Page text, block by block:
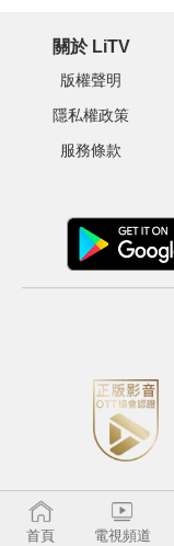
關於 LiTV
版權聲明
隱私權政策
服務條款
首頁 電視頻道